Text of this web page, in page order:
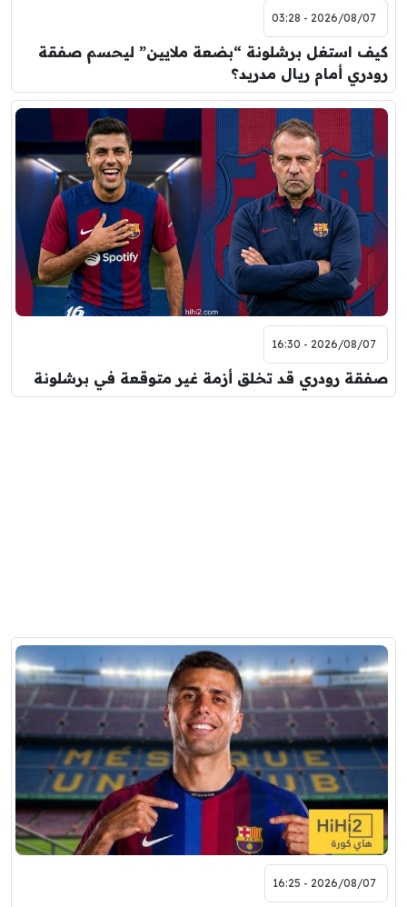
2026/08/07 - 03:28
كيف استغل برشلونة “بضعة ملايين” ليحسم صفقة
رودري أمام ريال مدريد؟
2026/08/07 - 16:30
صفقة رودري قد تخلق أزمة غير متوقعة في برشلونة
2026/08/07 - 16:25